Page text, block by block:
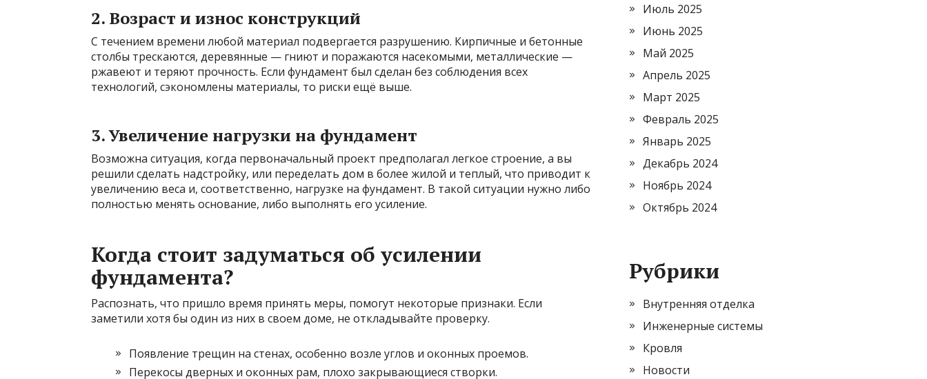
2. Возраст и износ конструкций
С течением времени любой материал подвергается разрушению. Кирпичные и бетонные
столбы трескаются, деревянные — гниют и поражаются насекомыми, металлические —
ржавеют и теряют прочность. Если фундамент был сделан без соблюдения всех
технологий, сэкономлены материалы, то риски ещё выше.
3. Увеличение нагрузки на фундамент
Возможна ситуация, когда первоначальный проект предполагал легкое строение, а вы
решили сделать надстройку, или переделать дом в более жилой и теплый, что приводит к
увеличению веса и, соответственно, нагрузке на фундамент. В такой ситуации нужно либо
полностью менять основание, либо выполнять его усиление.
Когда стоит задуматься об усилении
фундамента?
Распознать, что пришло время принять меры, помогут некоторые признаки. Если
заметили хотя бы один из них в своем доме, не откладывайте проверку.
Появление трещин на стенах, особенно возле углов и оконных проемов.
Перекосы дверных и оконных рам, плохо закрывающиеся створки.
Июль 2025
Июнь 2025
Май 2025
Апрель 2025
Март 2025
Февраль 2025
Январь 2025
Декабрь 2024
Ноябрь 2024
Октябрь 2024
Рубрики
Внутренняя отделка
Инженерные системы
Кровля
Новости